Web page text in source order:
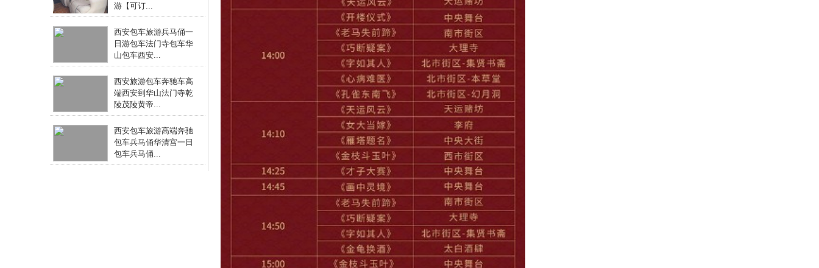
游【可订...
西安包车旅游兵马俑一
日游包车法门寺包车华
山包车西安...
西安旅游包车奔驰车高
端西安到华山法门寺乾
陵茂陵黄帝...
西安包车旅游高端奔驰
包车兵马俑华清宫一日
包车兵马俑...